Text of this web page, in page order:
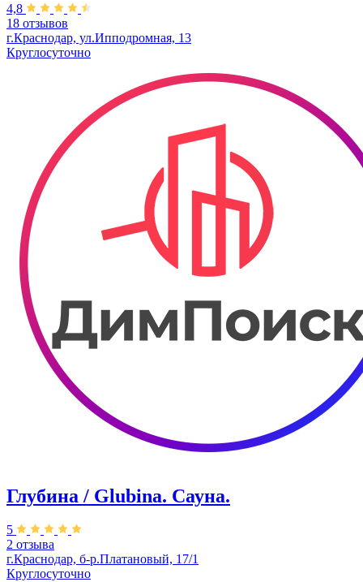
4,8
18 отзывов
г.Краснодар, ул.Ипподромная, 13
Круглосуточно
Глубина / Glubina. Сауна.
5
2 отзыва
г.Краснодар, б-р.​Платановый, 17/1
Круглосуточно